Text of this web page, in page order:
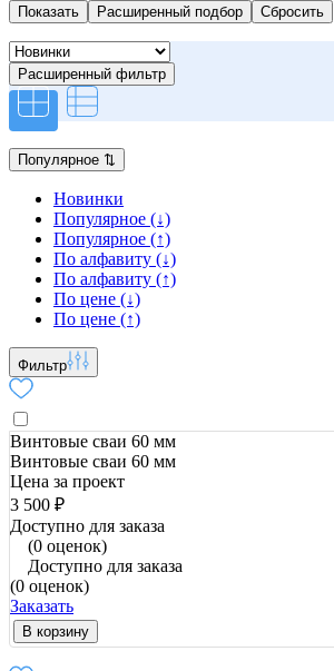
Расширенный подбор
Расширенный фильтр
Популярное ⇅
Новинки
Популярное (↓)
Популярное (↑)
По алфавиту (↓)
По алфавиту (↑)
По цене (↓)
По цене (↑)
Фильтр
Винтовые сваи 60 мм
Винтовые сваи 60 мм
Цена за проект
3 500 ₽
Доступно для заказа
(0 оценок)
Доступно для заказа
(0 оценок)
Заказать
В корзину